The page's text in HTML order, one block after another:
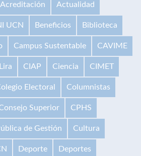
Acreditación Actualidad
UCN Beneficios Biblioteca
Campus Sustentable CAVIME
CIAP Ciencia CIMET
Electoral Columnistas
Superior CPHS
de Gestión Cultura
Deporte Deportes